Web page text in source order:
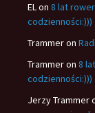
ELon 8 lat
codzienności:)))
Trammeron
Trammeron 8
codzienności:)))
Jerzy Trammer